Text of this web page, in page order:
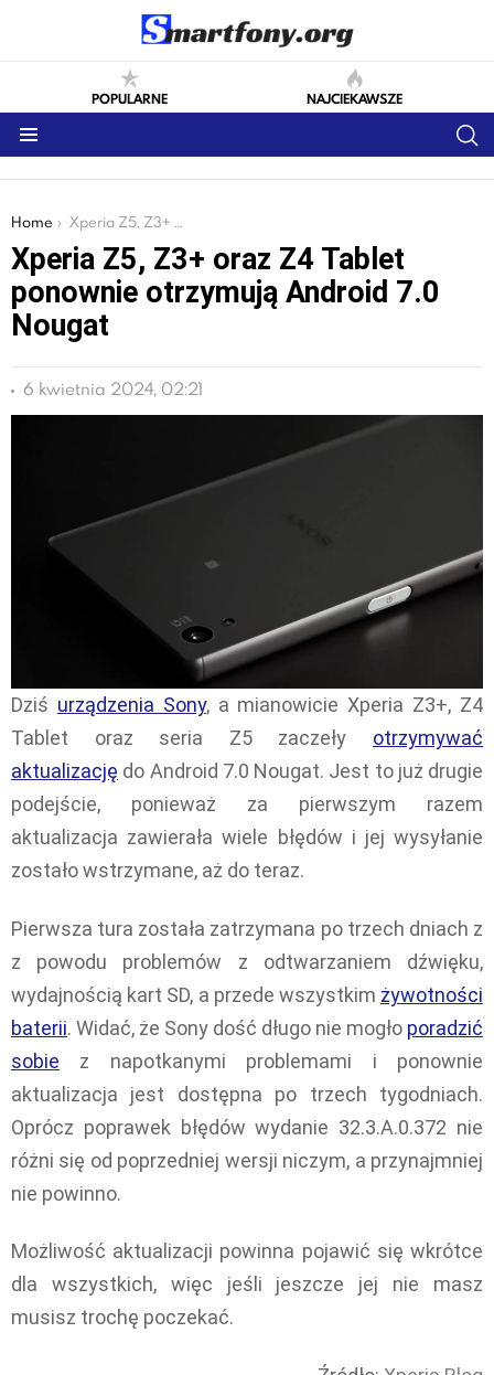
POPULARNE NAJCIEKAWSZE
You are here:
Home Xperia Z5, Z3+ oraz Z4 Tablet ponownie otrzymują Android 7.0 Nougat
Xperia Z5, Z3+ oraz Z4 Tablet
ponownie otrzymują Android 7.0
Nougat
6 kwietnia 2024, 02:21
Dziś urządzenia Sony, a mianowicie Xperia Z3+, Z4
Tablet oraz seria Z5 zaczeły otrzymywać
aktualizację do Android 7.0 Nougat. Jest to już drugie
podejście, ponieważ za pierwszym razem
aktualizacja zawierała wiele błędów i jej wysyłanie
zostało wstrzymane, aż do teraz.
Pierwsza tura została zatrzymana po trzech dniach z
z powodu problemów z odtwarzaniem dźwięku,
wydajnością kart SD, a przede wszystkim żywotności
baterii. Widać, że Sony dość długo nie mogło poradzić
sobie z napotkanymi problemami i ponownie
aktualizacja jest dostępna po trzech tygodniach.
Oprócz poprawek błędów wydanie 32.3.A.0.372 nie
różni się od poprzedniej wersji niczym, a przynajmniej
nie powinno.
Możliwość aktualizacji powinna pojawić się wkrótce
dla wszystkich, więc jeśli jeszcze jej nie masz
musisz trochę poczekać.